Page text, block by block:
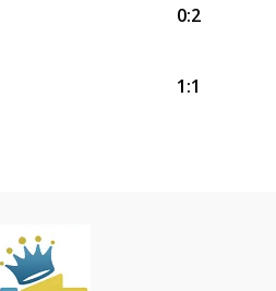
0:2
1:1